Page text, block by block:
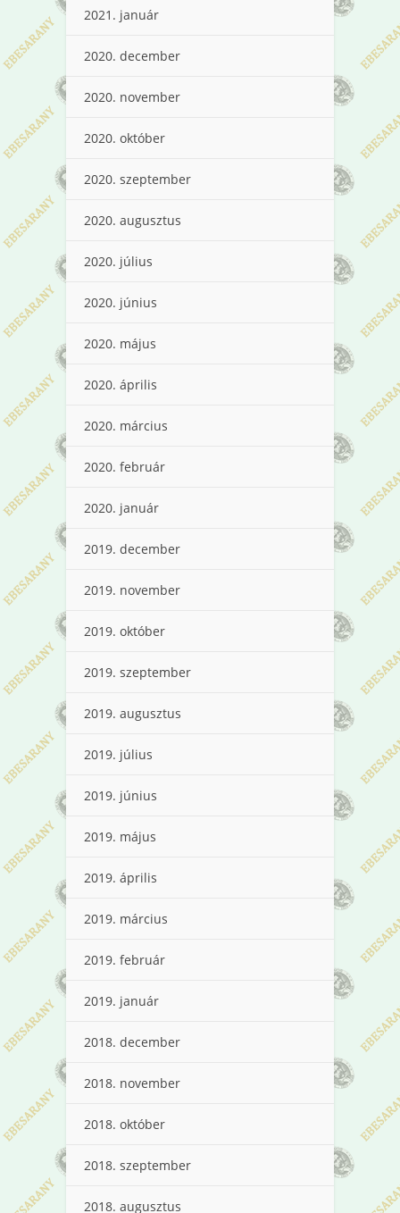
2021. január
2020. december
2020. november
2020. október
2020. szeptember
2020. augusztus
2020. július
2020. június
2020. május
2020. április
2020. március
2020. február
2020. január
2019. december
2019. november
2019. október
2019. szeptember
2019. augusztus
2019. július
2019. június
2019. május
2019. április
2019. március
2019. február
2019. január
2018. december
2018. november
2018. október
2018. szeptember
2018. augusztus